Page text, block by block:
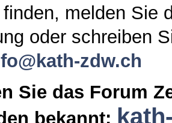
melden Sie
oder schreiben
zdw.ch
Sie das Forum
bekannt: